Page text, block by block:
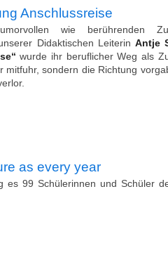
Anschlussreise
wie berührenden
Didaktischen Leiterin Antje
wurde ihr beruflicher Weg als
mitfuhr, sondern die Richtung
as every year
es 99 Schülerinnen und Schüler